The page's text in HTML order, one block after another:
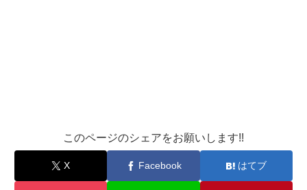
このページのシェアをお願いします!!
X Facebook はてブ